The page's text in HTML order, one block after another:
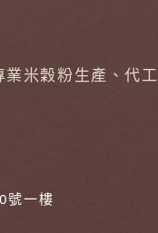
業米穀粉生產、代工
號一樓